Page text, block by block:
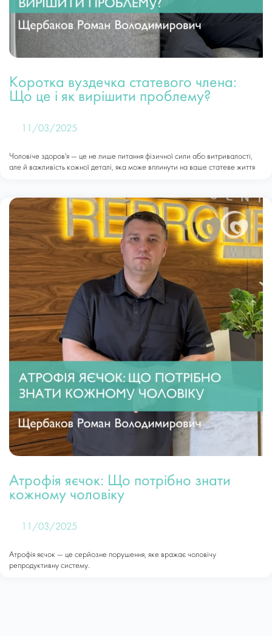
Коротка вуздечка статевого члена:
Що це і як вирішити проблему?
11/03/2025
Чоловіче здоров'я — це не лише питання фізичної сили або витривалості,
але й важливість кожної деталі, яка може вплинути на ваше статеве життя
Атрофія яєчок: Що потрібно знати
кожному чоловіку
11/03/2025
Атрофія яєчок — це серйозне порушення, яке вражає чоловічу
репродуктивну систему.